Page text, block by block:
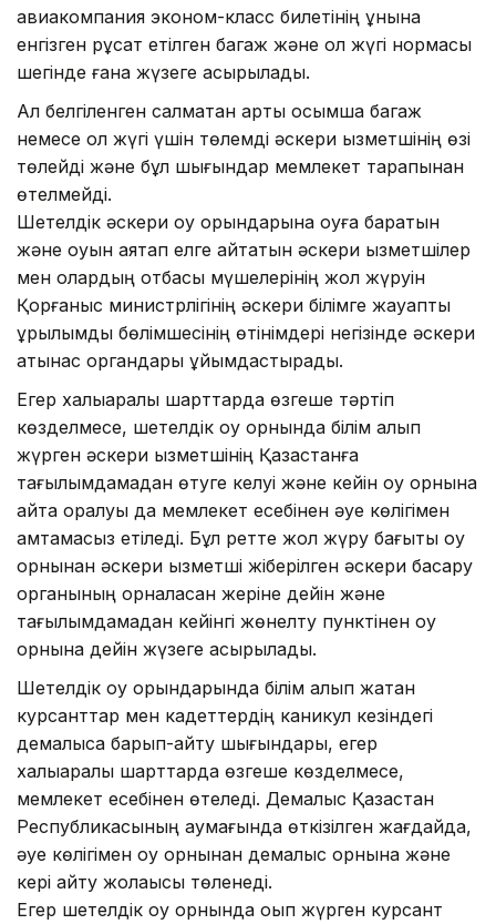
авиакомпания эконом-класс билетінің құнына
енгізген рұқсат етілген багаж және қол жүгі нормасы
шегінде ғана жүзеге асырылады.
Ал белгіленген салмақтан артық қосымша багаж
немесе қол жүгі үшін төлемді әскери қызметшінің өзі
төлейді және бұл шығындар мемлекет тарапынан
өтелмейді.
Шетелдік әскери оқу орындарына оқуға баратын
және оқуын аяқтап елге қайтатын әскери қызметшілер
мен олардың отбасы мүшелерінің жол жүруін
Қорғаныс министрлігінің әскери білімге жауапты
құрылымдық бөлімшесінің өтінімдері негізінде әскери
қатынас органдары ұйымдастырады.
Егер халықаралық шарттарда өзгеше тәртіп
көзделмесе, шетелдік оқу орнында білім алып
жүрген әскери қызметшінің Қазақстанға
тағылымдамадан өтуге келуі және кейін оқу орнына
қайта оралуы да мемлекет есебінен әуе көлігімен
қамтамасыз етіледі. Бұл ретте жол жүру бағыты оқу
орнынан әскери қызметші жіберілген әскери басқару
органының орналасқан жеріне дейін және
тағылымдамадан кейінгі жөнелту пунктінен оқу
орнына дейін жүзеге асырылады.
Шетелдік оқу орындарында білім алып жатқан
курсанттар мен кадеттердің каникул кезіндегі
демалысқа барып-қайту шығындары, егер
халықаралық шарттарда өзгеше көзделмесе,
мемлекет есебінен өтеледі. Демалыс Қазақстан
Республикасының аумағында өткізілген жағдайда,
әуе көлігімен оқу орнынан демалыс орнына және
кері қайту жолақысы төленеді.
Егер шетелдік оқу орнында оқып жүрген курсант